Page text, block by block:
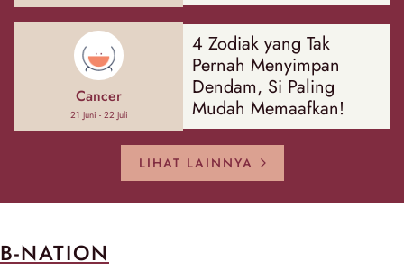
Cancer
21 Juni - 22 Juli
4 Zodiak yang Tak
Pernah Menyimpan
Dendam, Si Paling
Mudah Memaafkan!
LIHAT LAINNYA
B-NATION